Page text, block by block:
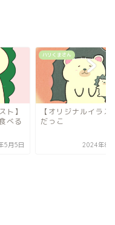
ト】
べる
5月5日
ハリくまさん
【オリジナルイラス
だっこ
2024年8